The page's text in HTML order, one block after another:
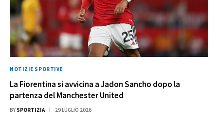
NOTIZIE SPORTIVE
La Fiorentina si avvicina a Jadon Sancho dopo la
partenza del Manchester United
BY SPORTIZIA 29 LUGLIO 2026